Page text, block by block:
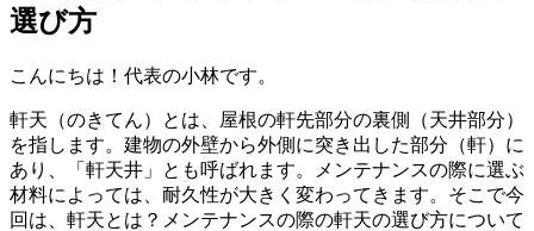
選び方
こんにちは！代表の小林です。
軒天（のきてん）とは、屋根の軒先部分の裏側（天井部分）
を指します。建物の外壁から外側に突き出した部分（軒）に
あり、「軒天井」とも呼ばれます。メンテナンスの際に選ぶ
材料によっては、耐久性が大きく変わってきます。そこで今
回は、 軒天とは？メンテナンスの際の軒天の選び方について